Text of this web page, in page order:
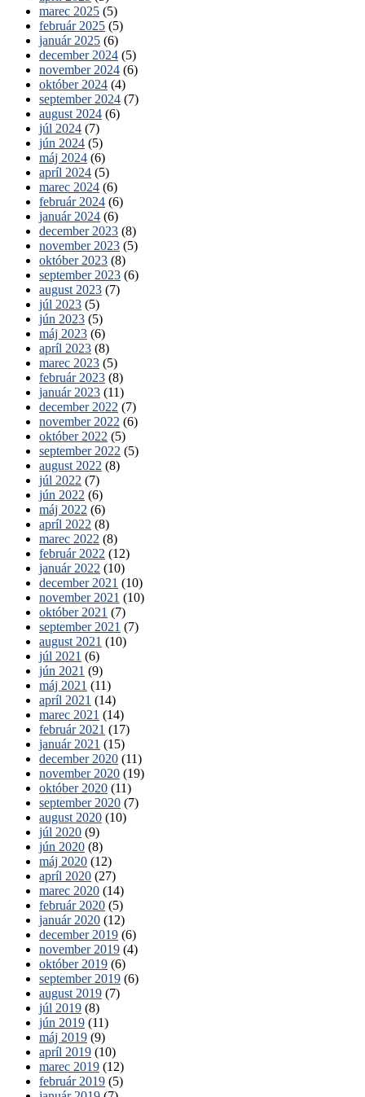
marec 2025 (5)
február 2025 (5)
január 2025 (6)
december 2024 (5)
november 2024 (6)
október 2024 (4)
september 2024 (7)
august 2024 (6)
júl 2024 (7)
jún 2024 (5)
máj 2024 (6)
apríl 2024 (5)
marec 2024 (6)
február 2024 (6)
január 2024 (6)
december 2023 (8)
november 2023 (5)
október 2023 (8)
september 2023 (6)
august 2023 (7)
júl 2023 (5)
jún 2023 (5)
máj 2023 (6)
apríl 2023 (8)
marec 2023 (5)
február 2023 (8)
január 2023 (11)
december 2022 (7)
november 2022 (6)
október 2022 (5)
september 2022 (5)
august 2022 (8)
júl 2022 (7)
jún 2022 (6)
máj 2022 (6)
apríl 2022 (8)
marec 2022 (8)
február 2022 (12)
január 2022 (10)
december 2021 (10)
november 2021 (10)
október 2021 (7)
september 2021 (7)
august 2021 (10)
júl 2021 (6)
jún 2021 (9)
máj 2021 (11)
apríl 2021 (14)
marec 2021 (14)
február 2021 (17)
január 2021 (15)
december 2020 (11)
november 2020 (19)
október 2020 (11)
september 2020 (7)
august 2020 (10)
júl 2020 (9)
jún 2020 (8)
máj 2020 (12)
apríl 2020 (27)
marec 2020 (14)
február 2020 (5)
január 2020 (12)
december 2019 (6)
november 2019 (4)
október 2019 (6)
september 2019 (6)
august 2019 (7)
júl 2019 (8)
jún 2019 (11)
máj 2019 (9)
apríl 2019 (10)
marec 2019 (12)
február 2019 (5)